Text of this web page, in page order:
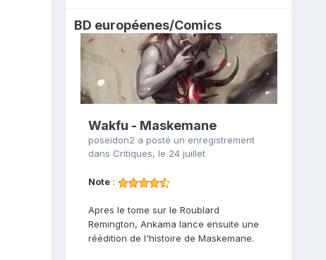
BD européenes/Comics
Wakfu - Maskemane
poseidon2 a posté un enregistrement
dans Critiques, le 24 juillet
Note:
Apres le tome sur le Roublard
Remington, Ankama lance ensuite une
réédition de l'histoire de Maskemane.